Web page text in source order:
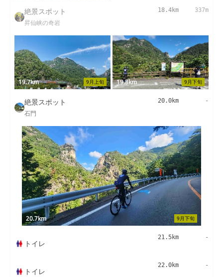
絶景スポット
昇仙峡の奇岩
18.4km 337m
9月上旬
19.7km 9月下旬
19.8km
絶景スポット
石門
20.0km -
9月下旬
20.7km
トイレ
21.5km -
トイレ
22.0km -